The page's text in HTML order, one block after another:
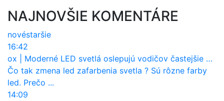
NAJNOVŠIE KOMENTÁRE
novéstaršie
16:42
ox
Moderné LED svetlá oslepujú vodičov častejšie než staré halogény
Čo tak zmena led zafarbenia svetla ? Sú rôzne farby
led. Prečo ...
14:09